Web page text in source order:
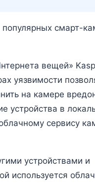
популярных смарт-
вещей»
уязвимости
на камере
устройства в
сервису
устройствами и
используется